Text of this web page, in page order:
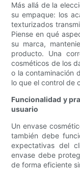
Más allá de la
su empaque: los
texturizados
Piense en qué
su marca,
producto. Una
cosméticos de los
o la contaminación
lo que el control de
Funcionalidad y
usuario
Un envase
también debe
expectativas del
envase debe
de forma eficiente